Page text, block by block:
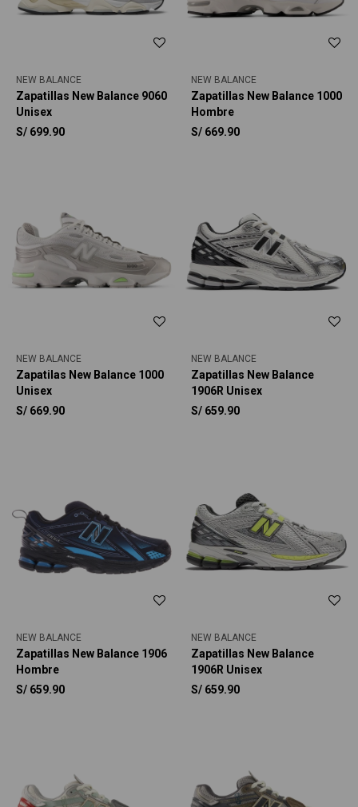
NEW BALANCE
Zapatillas New Balance 9060
Unisex
S/ 699.90
NEW BALANCE
Zapatillas New Balance 1000
Hombre
S/ 669.90
NEW BALANCE
Zapatilas New Balance 1000
Unisex
S/ 669.90
NEW BALANCE
Zapatillas New Balance
1906R Unisex
S/ 659.90
NEW BALANCE
Zapatillas New Balance 1906
Hombre
S/ 659.90
NEW BALANCE
Zapatillas New Balance
1906R Unisex
S/ 659.90